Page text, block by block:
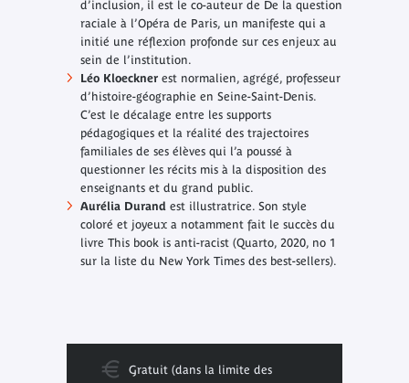
d’inclusion, il est le co-auteur de De la question
raciale à l’Opéra de Paris, un manifeste qui a
initié une réflexion profonde sur ces enjeux au
sein de l’institution.
Léo Kloeckner est normalien, agrégé, professeur
d’histoire-géographie en Seine-Saint-Denis.
C’est le décalage entre les supports
pédagogiques et la réalité des trajectoires
familiales de ses élèves qui l’a poussé à
questionner les récits mis à la disposition des
enseignants et du grand public.
Aurélia Durand est illustratrice. Son style
coloré et joyeux a notamment fait le succès du
livre This book is anti-racist(Quarto, 2020, no 1
sur la liste du New York Times des best-sellers).
Gratuit (dans la limite des